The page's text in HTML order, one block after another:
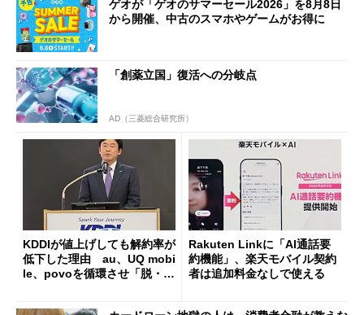
ゲオが「ゲオのサマーセール2026」を8月8日
から開催、中古のスマホやゲームがお得に
「創薬立国」復活への分岐点
AD（三菱総合研究所）
KDDIが値上げしても解約率が
低下した理由 au、UQ mobi
le、povoを循環させ「脱・販
Rakuten Linkに「AI通話要
約機能」、楽天モバイル契約
者は追加料金なしで使える